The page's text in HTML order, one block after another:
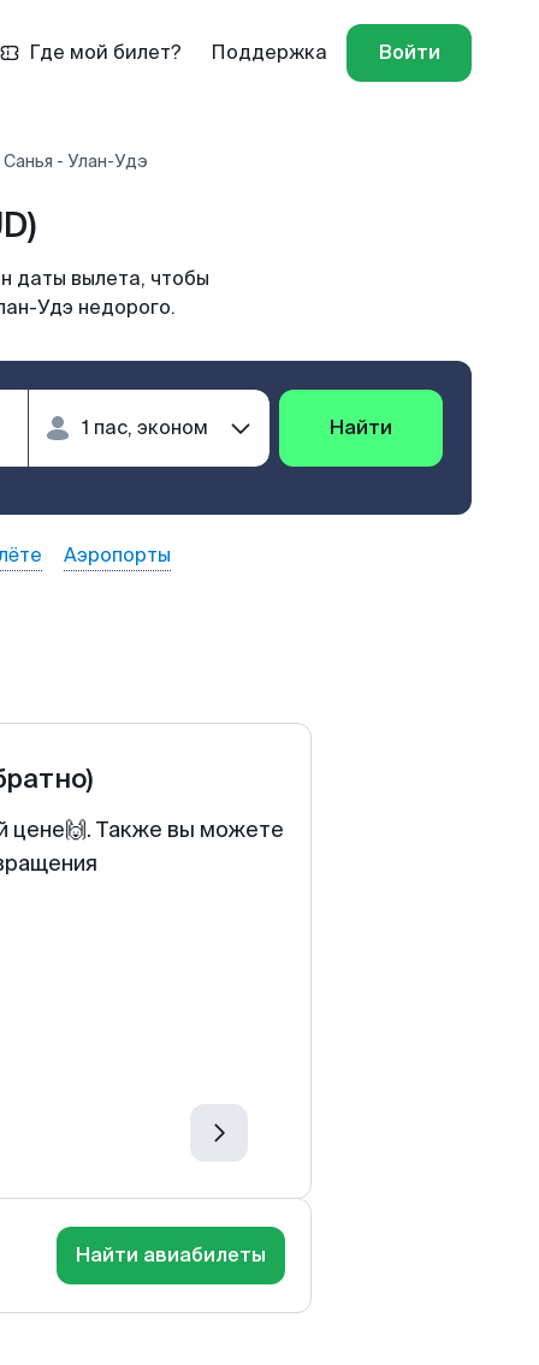
Где мой билет? Поддержка Войти
- Улан-Удэ
даты вылета, чтобы
Удэ недорого.
Найти
Аэропорты
цене🙌. Также вы можете
Найти авиабилеты